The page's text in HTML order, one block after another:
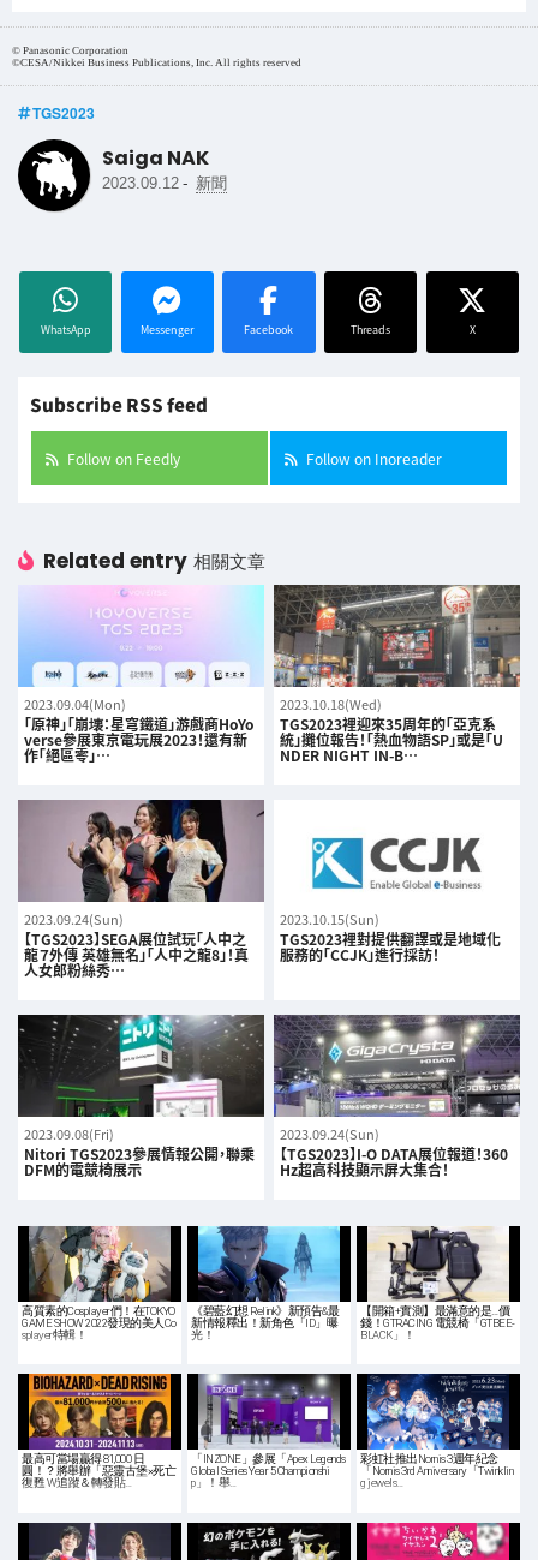
© Panasonic Corporation
©CESA/Nikkei Business Publications, Inc. All rights reserved
TGS2023
Saiga NAK
2023.09.12 - 新聞
WhatsApp Messenger Facebook Threads X
Subscribe RSS feed
Follow on Feedly Follow on Inoreader
Related entry 相關文章
2023.09.04(Mon)
「原神」「崩壊：星穹鐵道」游戲商HoYo
verse參展東京電玩展2023！還有新
作「絕區零」…
2023.10.18(Wed)
TGS2023裡迎來35周年的「亞克系
統」攤位報告！「熱血物語SP」或是「U
NDER NIGHT IN-B…
2023.09.24(Sun)
【TGS2023】SEGA展位試玩「人中之
龍７外傳 英雄無名」「人中之龍8」！真
人女郎粉絲秀…
2023.10.15(Sun)
TGS2023裡對提供翻譯或是地域化
服務的「CCJK」進行採訪！
2023.09.08(Fri)
Nitori TGS2023參展情報公開，聯乘
DFM的電競椅展示
2023.09.24(Sun)
【TGS2023】I-O DATA展位報道！360
Hz超高科技顯示屏大集合！
高質素的Cosplayer們！在TOKYO
GAME SHOW 2022發現的美人Co
splayer特輯！
《碧藍幻想 Relink》新預告&最
新情報釋出！新角色「ID」曝
光！
【開箱+實測】最滿意的是…價
錢！GTRACING 電競椅「GTBEE-
BLACK」！
最高可當場贏得 81,000 日
圓！？將舉辦「惡靈古堡×死亡
復甦 W追蹤＆轉發貼…
「INZONE」參展「Apex Legends
Global Series Year 5 Championshi
p」！舉…
彩虹社推出Nornis 3週年紀念
「Nornis 3rd Anniversary「Twinklin
g jewels…